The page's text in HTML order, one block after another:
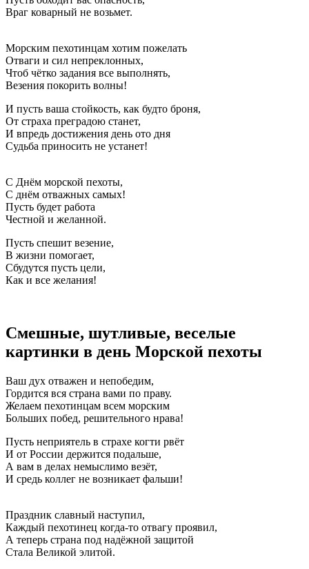
Враг коварный не возьмет.
Морским пехотинцам хотим пожелать
Отваги и сил непреклонных,
Чтоб чётко задания все выполнять,
Везения покорить волны!
И пусть ваша стойкость, как будто броня,
От страха преградою станет,
И впредь достижения день ото дня
Судьба приносить не устанет!
С Днём морской пехоты,
С днём отважных самых!
Пусть будет работа
Честной и желанной.
Пусть спешит везение,
В жизни помогает,
Сбудутся пусть цели,
Как и все желания!
Смешные, шутливые, веселые
картинки в день Морской пехоты
Ваш дух отважен и непобедим,
Гордится вся страна вами по праву.
Желаем пехотинцам всем морским
Больших побед, решительного нрава!
Пусть неприятель в страхе когти рвёт
И от России держится подальше,
А вам в делах немыслимо везёт,
И средь коллег не возникает фальши!
Праздник славный наступил,
Каждый пехотинец когда-то отвагу проявил,
А теперь страна под надёжной защитой
Стала Великой элитой.